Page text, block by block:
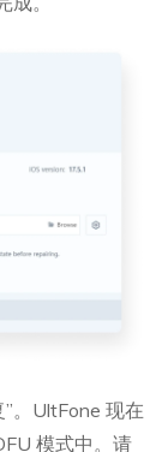
。UltFone 现在
模式中。请